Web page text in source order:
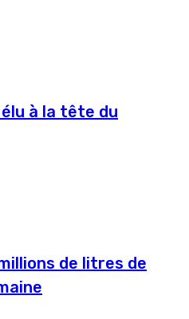
à la tête du
de litres de